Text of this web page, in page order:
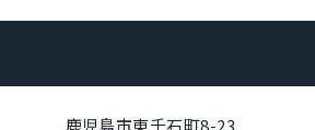
鹿児島市東千石町8-23